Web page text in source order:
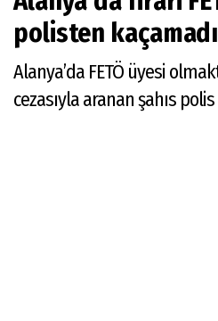
polisten kaçamadı
Alanya’da FETÖ üyesi
cezasıyla aranan şahıs